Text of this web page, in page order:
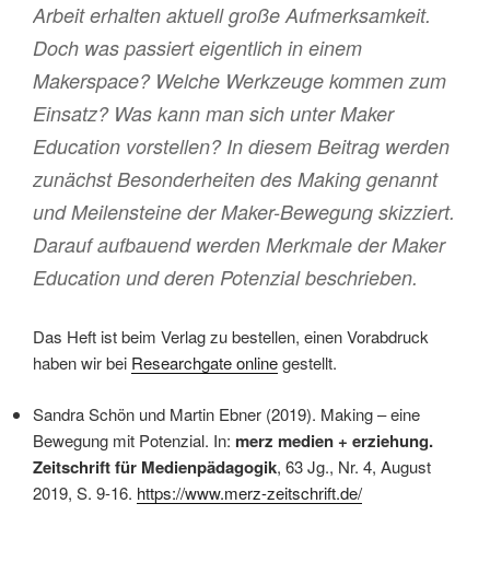
Arbeit erhalten aktuell große Aufmerksamkeit.
Doch was passiert eigentlich in einem
Makerspace? Welche Werkzeuge kommen zum
Einsatz? Was kann man sich unter Maker
Education vorstellen? In diesem Beitrag werden
zunächst Besonderheiten des Making genannt
und Meilensteine der Maker-Bewegung skizziert.
Darauf aufbauend werden Merkmale der Maker
Education und deren Potenzial beschrieben.
Das Heft ist beim Verlag zu bestellen, einen Vorabdruck
haben wir bei Researchgate onlinegestellt.
Sandra Schön und Martin Ebner (2019). Making – eine
Bewegung mit Potenzial. In: merz medien + erziehung.
Zeitschrift für Medienpädagogik, 63 Jg., Nr. 4, August
2019, S. 9-16. https://www.merz-zeitschrift.de/